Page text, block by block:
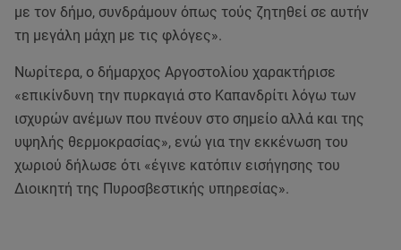
με τον δήμο, συνδράμουν όπως τούς ζητηθεί σε αυτήν
τη μεγάλη μάχη με τις φλόγες».
Νωρίτερα, ο δήμαρχος Αργοστολίου χαρακτήρισε
«επικίνδυνη την πυρκαγιά στο Καπανδρίτι λόγω των
ισχυρών ανέμων που πνέουν στο σημείο αλλά και της
υψηλής θερμοκρασίας», ενώ για την εκκένωση του
χωριού δήλωσε ότι «έγινε κατόπιν εισήγησης του
Διοικητή της Πυροσβεστικής υπηρεσίας».